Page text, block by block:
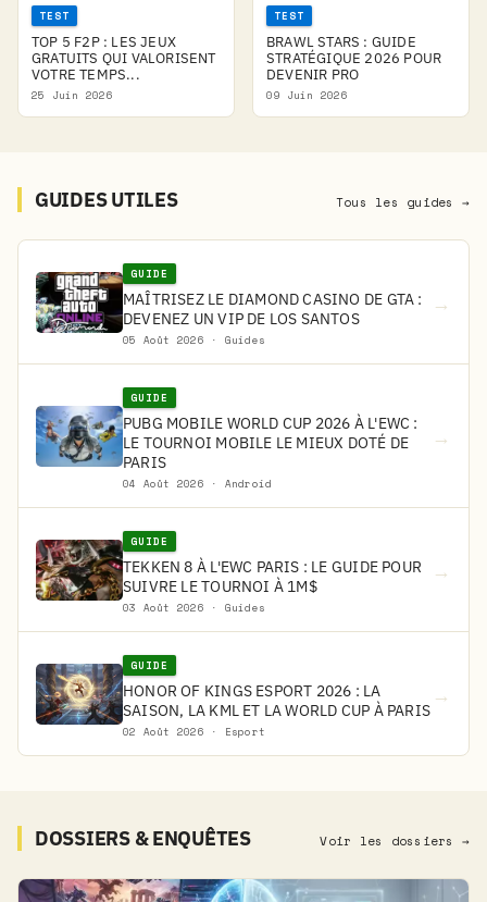
TEST
TOP 5 F2P : LES JEUX
GRATUITS QUI VALORISENT
VOTRE TEMPS...
25 Juin 2026
TEST
BRAWL STARS : GUIDE
STRATÉGIQUE 2026 POUR
DEVENIR PRO
09 Juin 2026
GUIDES UTILES Tous les guides →
GUIDE
MAÎTRISEZ LE DIAMOND CASINO DE GTA :
DEVENEZ UN VIP DE LOS SANTOS
05 Août 2026 · Guides
→
GUIDE
PUBG MOBILE WORLD CUP 2026 À L'EWC :
LE TOURNOI MOBILE LE MIEUX DOTÉ DE
PARIS
04 Août 2026 · Android
→
GUIDE
TEKKEN 8 À L'EWC PARIS : LE GUIDE POUR
SUIVRE LE TOURNOI À 1M$
03 Août 2026 · Guides
→
GUIDE
HONOR OF KINGS ESPORT 2026 : LA
SAISON, LA KML ET LA WORLD CUP À PARIS
02 Août 2026 · Esport
→
DOSSIERS & ENQUÊTES Voir les dossiers →